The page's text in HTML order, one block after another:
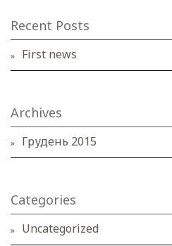
Recent Posts
First news
Archives
Грудень 2015
Categories
Uncategorized